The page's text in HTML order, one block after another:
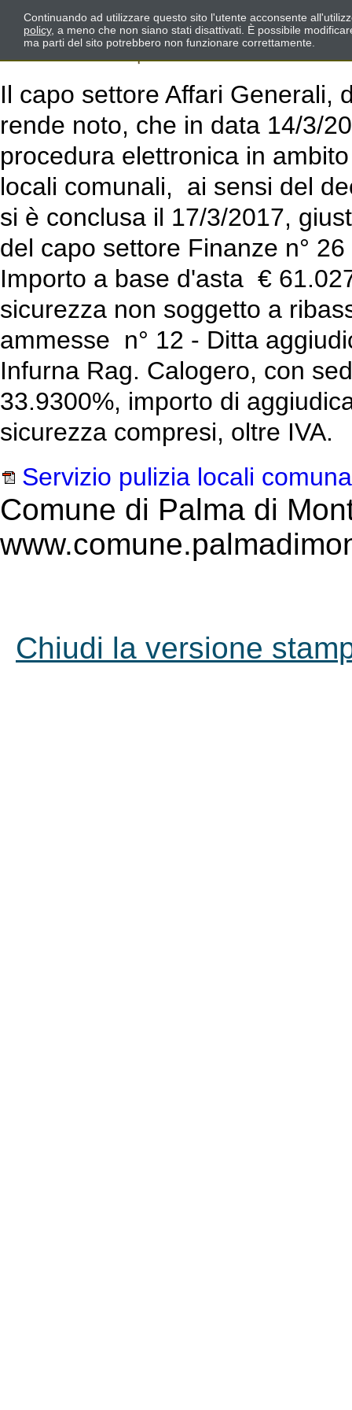
Il capo settore Affari Generali,
rende noto, che in data 14/3/
procedura elettronica in
locali comunali, ai sensi del
si è conclusa il 17/3/2017,
del capo settore Finanze n°
Importo a base d'asta €
sicurezza non soggetto a
ammesse n° 12 - Ditta
Infurna Rag. Calogero, con
33.9300%, importo di
sicurezza compresi, oltre IVA.
Servizio pulizia locali
Comune di Palma di
Chiudi la versione
Continuando ad utilizzare questo sito l'utente acconsente
policy, a meno che non siano stati disattivati. È possibile
ma parti del sito potrebbero non funzionare correttamente.